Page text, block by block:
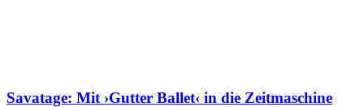
Savatage: Mit ›Gutter Ballet‹ in die Zeitmaschine